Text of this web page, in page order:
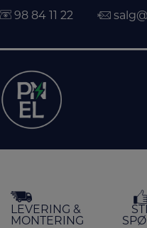
indholdet
98 84 11 22
LEVERING &
MONTERING